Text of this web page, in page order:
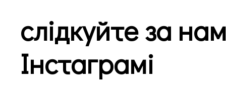
слідкуйте за
Інстаграмі